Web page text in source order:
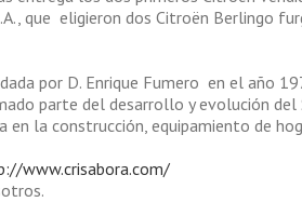
que eligieron dos Citroën Berlingo
por D. Enrique Fumero en el año
parte del desarrollo y evolución del
en la construcción, equipamiento de
www.crisabora.com/